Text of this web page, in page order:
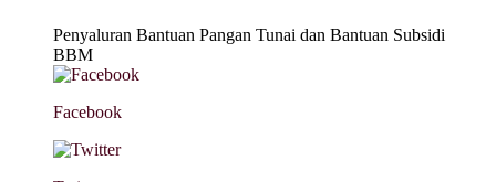
Penyaluran Bantuan Pangan Tunai dan Bantuan Subsidi
BBM
Facebook